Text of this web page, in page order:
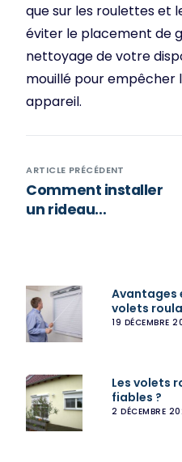
que sur les roulettes et
éviter le placement de
nettoyage de votre
mouillé pour empêcher
appareil.
ARTICLE PRÉCÉDENT
Comment installer
un rideau
Avantages
volets
19 DÉCEMBRE
Les volets
fiables ?
2 DÉCEMBRE